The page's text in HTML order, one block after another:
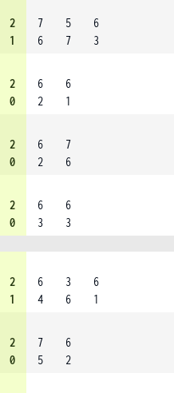
2
1
7
6
5
7
6
3
2
0
6
2
6
1
2
0
6
2
7
6
2
0
6
3
6
3
2
1
6
4
3
6
6
1
2
0
7
5
6
2